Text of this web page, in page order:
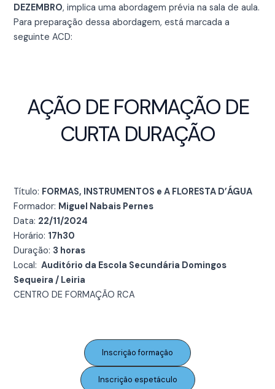
DEZEMBRO, implica uma abordagem prévia na sala de aula.
Para preparação dessa abordagem, está marcada a
seguinte ACD:
AÇÃO DE FORMAÇÃO DE
CURTA DURAÇÃO
Título: FORMAS, INSTRUMENTOS e A FLORESTA D’ÁGUA
Formador: Miguel Nabais Pernes
Data: 22/11/2024
Horário: 17h30
Duração: 3 horas
Local: Auditório da Escola Secundária Domingos
Sequeira / Leiria
CENTRO DE FORMAÇÃO RCA
Inscrição formação
Inscrição espetáculo